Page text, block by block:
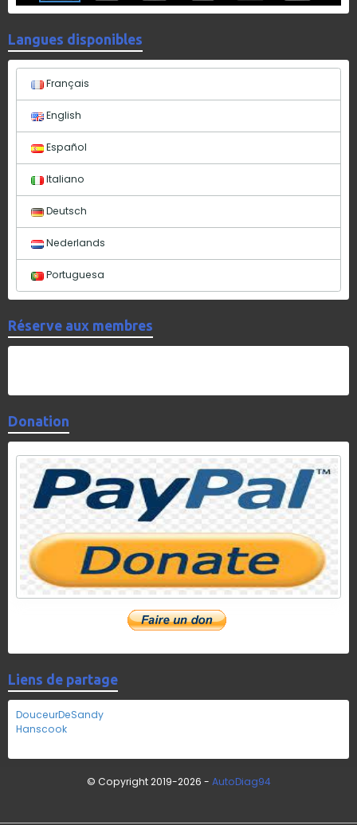
Langues disponibles
Français
English
Español
Italiano
Deutsch
Nederlands
Portuguesa
Réserve aux membres
Donation
Liens de partage
DouceurDeSandy
Hanscook
© Copyright 2019-2026 - AutoDiag94